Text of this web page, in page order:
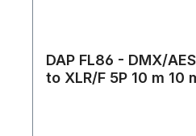
DAP FL86 - DMX/
to XLR/F 5P 10 m 10